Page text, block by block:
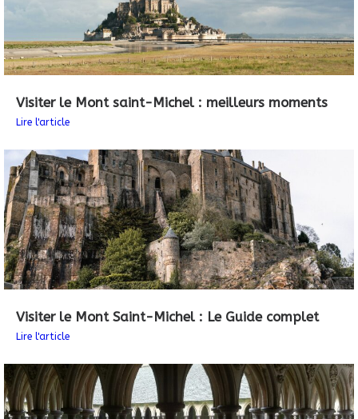
Visiter le Mont saint-Michel : meilleurs moments
Lire l'article
Visiter le Mont Saint-Michel : Le Guide complet
Lire l'article